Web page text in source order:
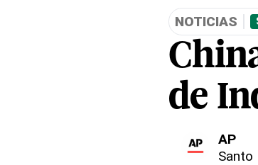
NOTICIAS
de
AP
Santo